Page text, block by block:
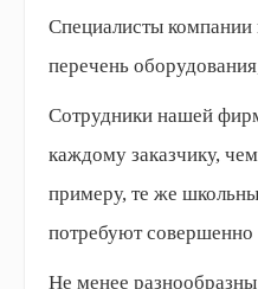
Специалисты компании
перечень
Сотрудники нашей
каждому заказчику,
примеру, те же
потребуют
Не менее